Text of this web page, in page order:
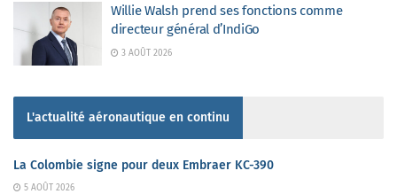
Willie Walsh prend ses fonctions comme
directeur général d’IndiGo
3 AOÛT 2026
L'actualité aéronautique en continu
La Colombie signe pour deux Embraer KC-390
5 AOÛT 2026